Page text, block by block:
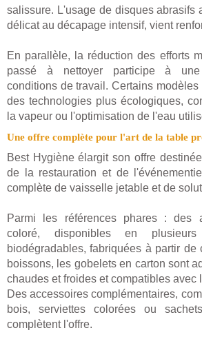
salissure. L'usage de disques abrasifs
délicat au décapage intensif, vient
En parallèle, la réduction des efforts
passé à nettoyer participe à une
conditions de travail. Certains
des technologies plus écologiques,
la vapeur ou l'optimisation de l'eau
Une offre complète pour l'art de la table
Best Hygiène élargit son offre
de la restauration et de
complète de vaisselle jetable et de
Parmi les références phares : des
coloré, disponibles en
biodégradables, fabriquées à partir de
boissons, les gobelets en carton sont
chaudes et froides et compatibles avec
Des accessoires complémentaires,
bois, serviettes colorées ou
complètent l'offre.